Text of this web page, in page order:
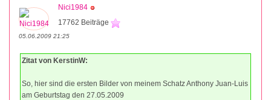
Nici1984
17762 Beiträge
05.06.2009 21:25
Zitat von KerstinW:
So, hier sind die ersten Bilder von meinem Schatz Anthony Juan-Luis
am Geburtstag den 27.05.2009